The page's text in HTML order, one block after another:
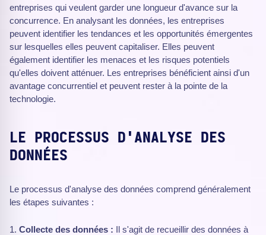
entreprises qui veulent garder une longueur d'avance sur la
concurrence. En analysant les données, les entreprises
peuvent identifier les tendances et les opportunités émergentes
sur lesquelles elles peuvent capitaliser. Elles peuvent
également identifier les menaces et les risques potentiels
qu'elles doivent atténuer. Les entreprises bénéficient ainsi d'un
avantage concurrentiel et peuvent rester à la pointe de la
technologie.
LE PROCESSUS D'ANALYSE DES
DONNÉES
Le processus d'analyse des données comprend généralement
les étapes suivantes :
Collecte des données : Il s'agit de recueillir des données à